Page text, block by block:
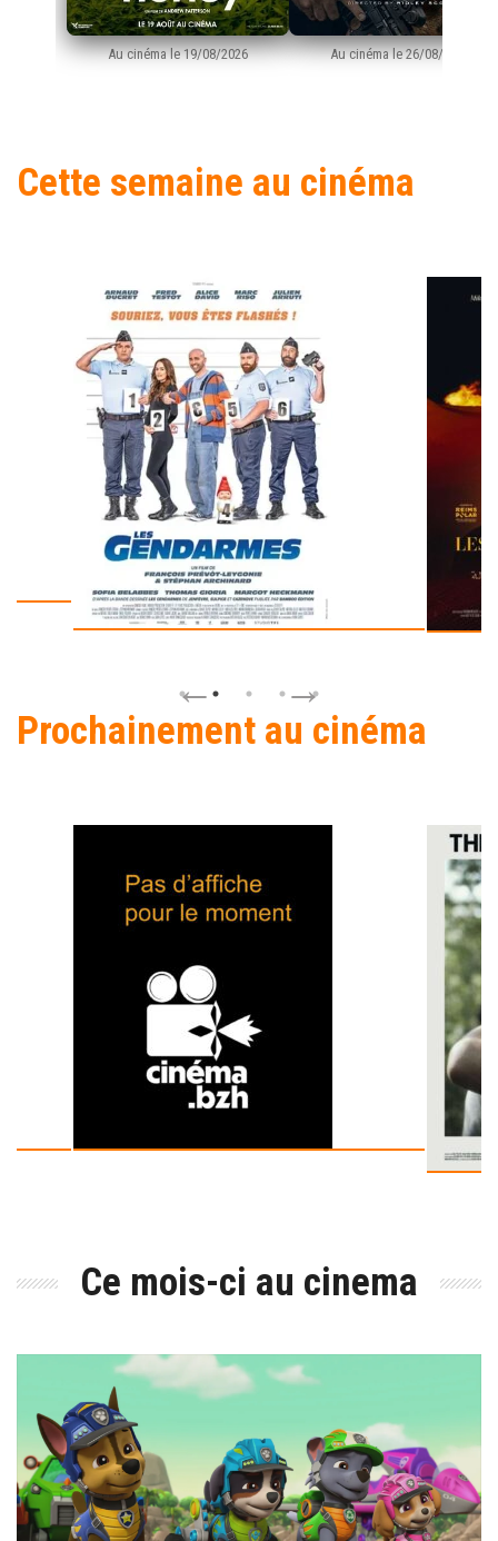
Au cinéma le 19/08/2026 Au cinéma le 26/08/2026
Cette semaine au cinéma
Prochainement au cinéma
Ce mois-ci au cinema